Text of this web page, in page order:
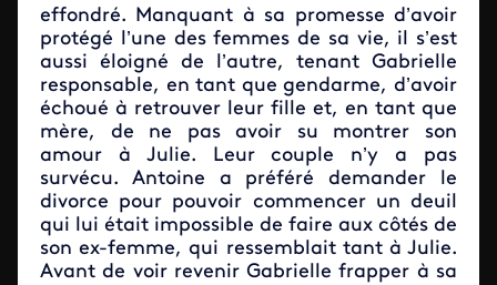
effondré. Manquant à sa promesse d’avoir
protégé l’une des femmes de sa vie, il s’est
aussi éloigné de l’autre, tenant Gabrielle
responsable, en tant que gendarme, d’avoir
échoué à retrouver leur fille et, en tant que
mère, de ne pas avoir su montrer son
amour à Julie. Leur couple n’y a pas
survécu. Antoine a préféré demander le
divorce pour pouvoir commencer un deuil
qui lui était impossible de faire aux côtés de
son ex-femme, qui ressemblait tant à Julie.
Avant de voir revenir Gabrielle frapper à sa